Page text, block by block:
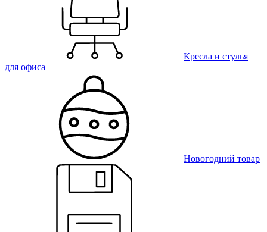
Кресла и стулья
для офиса
Новогодний товар